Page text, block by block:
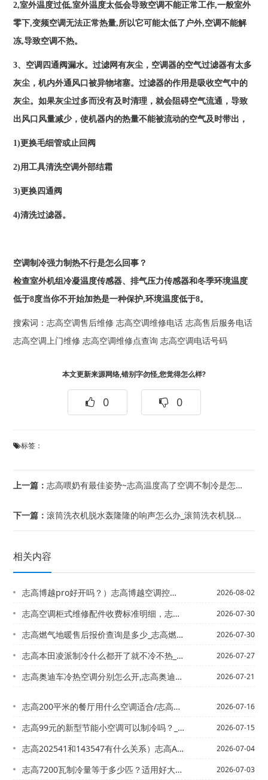
2,室外温度过低,室外温度太低会导致空调不能正常工作,一般室外
零下,变频空调无法正常热量,所以它可能太低了户外,空调不能解
冻,导致空调不热。
3、空调四通阀漏水。过滤网有灰尘，空调器的空气过滤器有太多
灰尘，机内外通风口被异物堵塞。过滤器的作用是吸收空气中的
灰尘。如果灰尘过多而没有及时清理，就会阻碍空气流通，导致
出风口风量减少，使机器内的热量不能被流动的空气及时带出，
1)更换毛细管或止回阀
2)用工具清洗空调外部结霜
3)更换四通阀
4)清洗过滤器。
空调制冷强力制热不行是怎么回事？
检查室外机组冷凝温度传感器、排气压力传感器和冬季环境温度
低于8度当你不开始加热是一种保护,环境温度低于8。
搜索词：志高空调售后维修 志高空调维修电话 志高售后服务电话
志高空调上门维修 志高空调维修点查询 志高空调电话号码
本文更新来源网络,错别字勿怪,您觉得怎么样?
0 0
标签：
上一篇：志高喂奶有最佳姿势~志高温度高了空调不制冷是怎么回事？_12
下一篇：滚筒洗衣机脱水轰隆隆的响声怎么办_滚筒洗衣机脱水轰隆隆的响声解决方法&滚筒洗衣机...
相关内容
志高博越pro好开吗？）志高博越空调控制面板如何拆卸 2026-08-02
志高空调柜式维修配件收费标准明细，志高空调维修收费价格表官方发布 2026-07-30
志高燃气地暖售后报价查询是多少_志高燃气炉售后电话是多少2027最新标准 2026-07-30
志高本田凌派制冷什么都开了就不冷不热_3-志高本田思迪的空调管结冰是怎么回事？ 2026-07-27
志高奥迪车冷热空调分别怎么开,志高奥迪车怎么启动空调 2026-07-21
志高200平米的餐厅用什么空调适合/志高213切诺基空调不凉怎么回事 2026-07-16
志高99元的新型节能小空调可以制冷吗？_1@120平方按多大的空调_1 2026-07-15
志高202541和143547有什么关系）志高A1、B1、B2级制冷剂分别都包含... 2026-07-04
志高7200瓦制冷量等于多少匹？适用好大面积_2@志高7200瓦制冷量等于多少匹... 2026-07-03